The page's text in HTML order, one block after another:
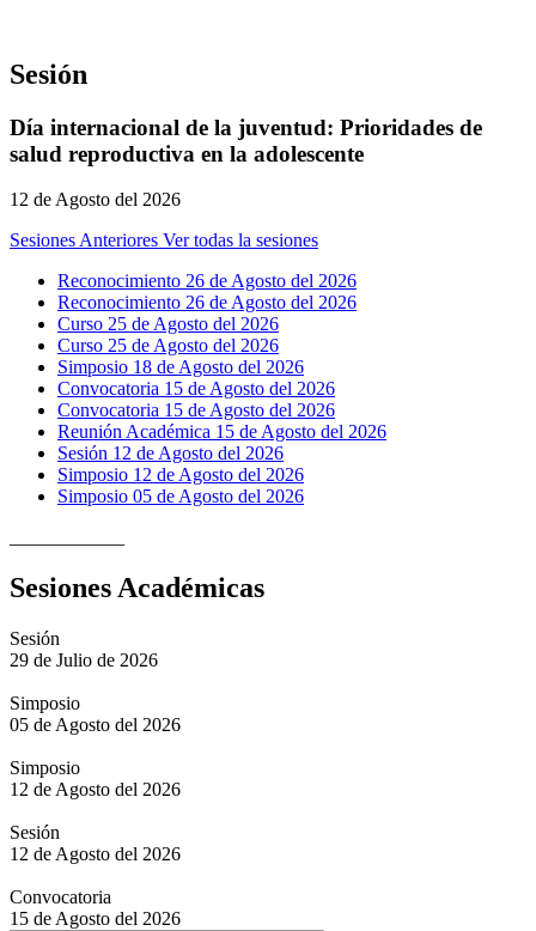
Sesión
Día internacional de la juventud: Prioridades de
salud reproductiva en la adolescente
12 de Agosto del 2026
Sesiones Anteriores Ver todas la sesiones
Reconocimiento 26 de Agosto del 2026
Reconocimiento 26 de Agosto del 2026
Curso 25 de Agosto del 2026
Curso 25 de Agosto del 2026
Simposio 18 de Agosto del 2026
Convocatoria 15 de Agosto del 2026
Convocatoria 15 de Agosto del 2026
Reunión Académica 15 de Agosto del 2026
Sesión 12 de Agosto del 2026
Simposio 12 de Agosto del 2026
Simposio 05 de Agosto del 2026
Sesiones Académicas
Sesión
29 de Julio de 2026
Simposio
05 de Agosto del 2026
Simposio
12 de Agosto del 2026
Sesión
12 de Agosto del 2026
Convocatoria
15 de Agosto del 2026